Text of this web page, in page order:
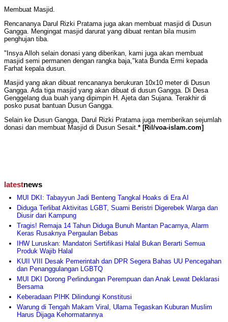
Membuat Masjid.
Rencananya Darul Rizki Pratama juga akan membuat masjid di Dusun
Gangga. Mengingat masjid darurat yang dibuat rentan bila musim
penghujan tiba.
"Insya Alloh selain donasi yang diberikan, kami juga akan membuat
masjid semi permanen dengan rangka baja,"kata Bunda Ermi kepada
Farhat kepala dusun.
Masjid yang akan dibuat rencananya berukuran 10x10 meter di Dusun
Gangga. Ada tiga masjid yang akan dibuat di dusun Gangga. Di Desa
Genggelang dua buah yang dipimpin H. Ajeta dan Sujana. Terakhir di
posko pusat bantuan Dusun Gangga.
Selain ke Dusun Gangga, Darul Rizki Pratama juga memberikan sejumlah
donasi dan membuat Masjid di Dusun Sesait.* [Ril/voa-islam.com]
latestnews
MUI DKI: Tabayyun Jadi Benteng Tangkal Hoaks di Era AI
Diduga Terlibat Aktivitas LGBT, Suami Beristri Digerebek Warga dan
Diusir dari Kampung
Tragis! Remaja 14 Tahun Diduga Bunuh Mantan Pacarnya, Alarm
Keras Rusaknya Pergaulan Bebas
IHW Luruskan: Mandatori Sertifikasi Halal Bukan Berarti Semua
Produk Wajib Halal
KUII VIII Desak Pemerintah dan DPR Segera Bahas UU Pencegahan
dan Penanggulangan LGBTQ
MUI DKI Dorong Perlindungan Perempuan dan Anak Lewat Deklarasi
Bersama
Keberadaan PIHK Dilindungi Konstitusi
Warung di Tengah Makam Viral, Ulama Tegaskan Kuburan Muslim
Harus Dijaga Kehormatannya